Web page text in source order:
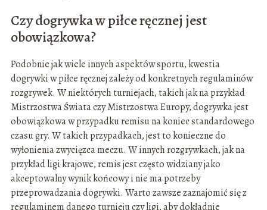
Czy dogrywka w piłce ręcznej jest
obowiązkowa?
Podobnie jak wiele innych aspektów sportu, kwestia
dogrywki w piłce ręcznej zależy od konkretnych regulaminów
rozgrywek. W niektórych turniejach, takich jak na przykład
Mistrzostwa Świata czy Mistrzostwa Europy, dogrywka jest
obowiązkowa w przypadku remisu na koniec standardowego
czasu gry. W takich przypadkach, jest to konieczne do
wyłonienia zwycięzca meczu. W innych rozgrywkach, jak na
przykład ligi krajowe, remis jest często widziany jako
akceptowalny wynik końcowy i nie ma potrzeby
przeprowadzania dogrywki. Warto zawsze zaznajomić się z
regulaminem danego turnieju czy ligi, aby dokładnie